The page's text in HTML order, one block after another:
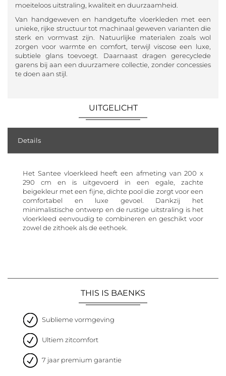
moeiteloos uitstraling, kwaliteit en duurzaamheid.
Van handgeweven en handgetufte vloerkleden met een
unieke, rijke structuur tot machinaal geweven varianten die
sterk en vormvast zijn. Natuurlijke materialen zoals wol
zorgen voor warmte en comfort, terwijl viscose een luxe,
subtiele glans toevoegt. Daarnaast dragen gerecyclede
garens bij aan een duurzamere collectie, zonder concessies
te doen aan stijl.
UITGELICHT
Details
Het Santee vloerkleed heeft een afmeting van 200 x
290 cm en is uitgevoerd in een egale, zachte
beigekleur met een fijne, dichte pool die zorgt voor een
comfortabel en luxe gevoel. Dankzij het
minimalistische ontwerp en de rustige uitstraling is het
vloerkleed eenvoudig te combineren en geschikt voor
zowel de zithoek als de eethoek.
THIS IS BAENKS
Sublieme vormgeving
Ultiem zitcomfort
7 jaar premium garantie